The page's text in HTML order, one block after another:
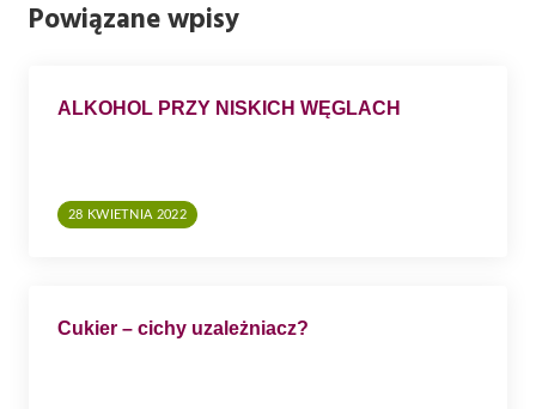
J
Powiązane wpisy
ALKOHOL PRZY NISKICH WĘGLACH
28 KWIETNIA 2022
Cukier – cichy uzależniacz?